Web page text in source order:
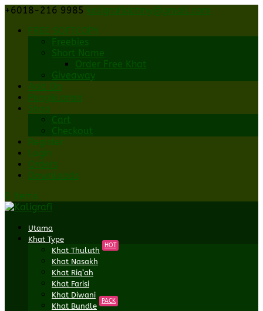
+6018-216 9985 kaligrafidotmy@gmail.com
FREE SOFTCOPY
Freebies
Short Name
Order Free Khat
Giveaway
Add On
Pengiklanan
Shop
Cart
Checkout
Register
Login
Orders
Downloads
0 Items
Utama
Khat Type
Khat Thuluth
HOT
Khat Nasakh
Khat Riq’ah
Khat Farisi
Khat Diwani
Khat Bundle
PACK